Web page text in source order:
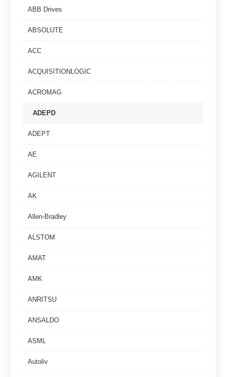
ABB Drives
ABSOLUTE
ACC
ACQUISITIONLOGIC
ACROMAG
ADEPD
ADEPT
AE
AGILENT
AK
Allen-Bradley
ALSTOM
AMAT
AMK
ANRITSU
ANSALDO
ASML
Autoliv